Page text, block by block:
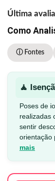
Última
Como
ⓘ Fontes
🧘
Poses de
realizadas
sentir
orientação
mais